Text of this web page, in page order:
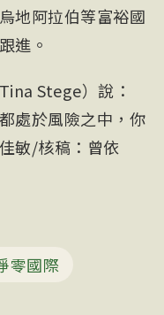
地阿拉伯等富裕國
進。
Stege）說：
處於風險之中，你
敏/核稿：曾依
零國際